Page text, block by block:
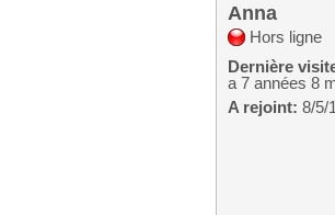
Anna
Hors ligne
Dernière
a 7 années 8
A rejoint: 8/5/